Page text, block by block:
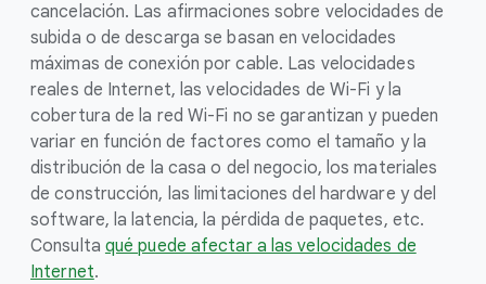
cancelación. Las afirmaciones sobre velocidades de
subida o de descarga se basan en velocidades
máximas de conexión por cable. Las velocidades
reales de Internet, las velocidades de Wi-Fi y la
cobertura de la red Wi-Fi no se garantizan y pueden
variar en función de factores como el tamaño y la
distribución de la casa o del negocio, los materiales
de construcción, las limitaciones del hardware y del
software, la latencia, la pérdida de paquetes, etc.
Consulta qué puede afectar a las velocidades de
Internet.